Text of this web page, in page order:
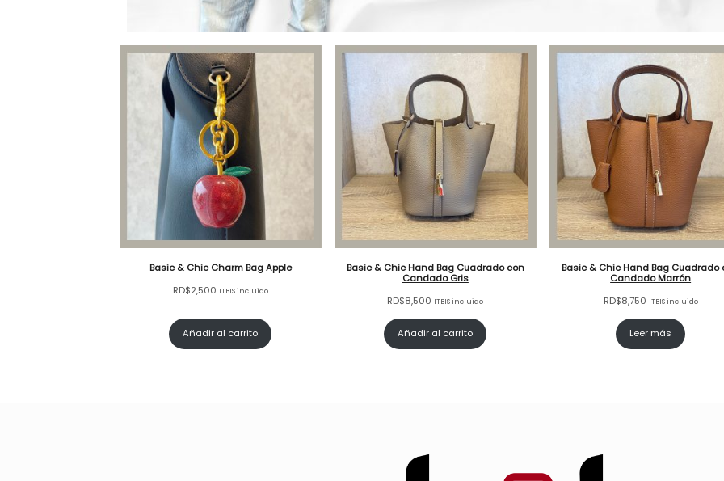
Basic & Chic Charm Bag Apple
RD$2,500 ITBIS incluido
Añadir al carrito
Basic & Chic Hand Bag Cuadrado con
Candado Gris
RD$8,500 ITBIS incluido
Añadir al carrito
Basic & Chic Hand Bag Cuadrado
Candado Marrón
RD$8,750 ITBIS incluido
Leer más